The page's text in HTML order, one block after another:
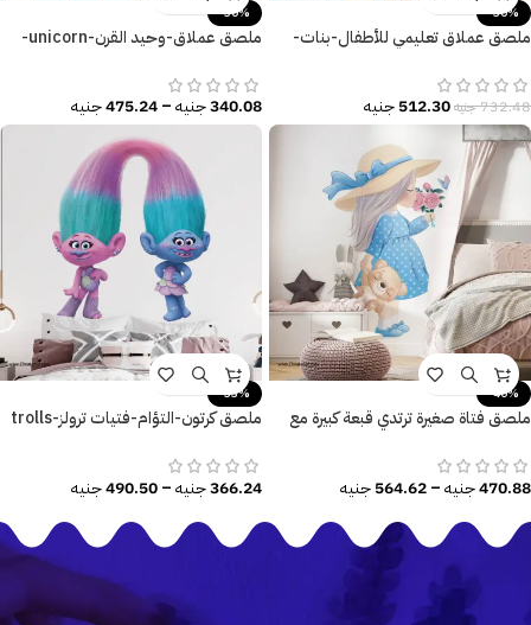
-30%
ملصق عملاق تعليمي للأطفال-بنات-
732.48جنيه512.30جنيه
-30%
ملصق عملاق-وحيد القرن-unicorn-
340.08جنيه–
475.24جنيه
-40%
ملصق فتاة صغيرة ترتدي قبعة كبيرة مع
470.88جنيه–
564.62جنيه
-33%
ملصق كرتون-التؤام-فتيات ترولز-trolls
366.24جنيه–
490.50جنيه